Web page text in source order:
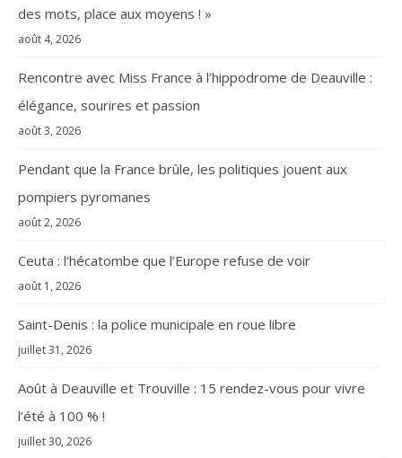
des mots, place aux moyens ! »
août 4, 2026
Rencontre avec Miss France à l’hippodrome de Deauville :
élégance, sourires et passion
août 3, 2026
Pendant que la France brûle, les politiques jouent aux
pompiers pyromanes
août 2, 2026
Ceuta : l’hécatombe que l’Europe refuse de voir
août 1, 2026
Saint-Denis : la police municipale en roue libre
juillet 31, 2026
Août à Deauville et Trouville : 15 rendez-vous pour vivre
l’été à 100 % !
juillet 30, 2026